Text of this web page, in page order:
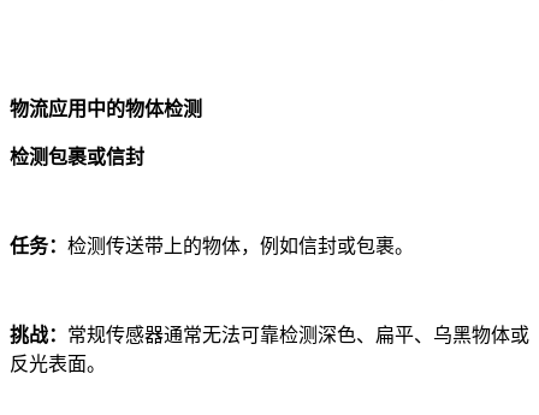
物流应用中的物体检测
检测包裹或信封
任务： 检测传送带上的物体，例如信封或包裹。
挑战： 常规传感器通常无法可靠检测深色、扁平、乌黑物体或
反光表面。